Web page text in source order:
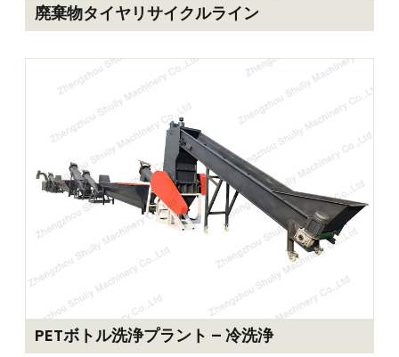
廃棄物タイヤリサイクルライン
PETボトル洗浄プラント – 冷洗浄